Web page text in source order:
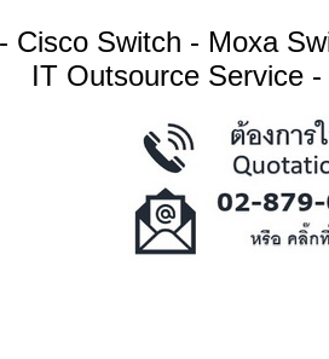
Cisco Switch - Moxa
IT Outsource Service